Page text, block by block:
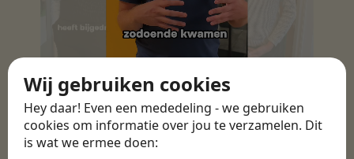
Wij gebruiken cookies
Hey daar! Even een mededeling - we gebruiken
cookies om informatie over jou te verzamelen. Dit
is wat we ermee doen: